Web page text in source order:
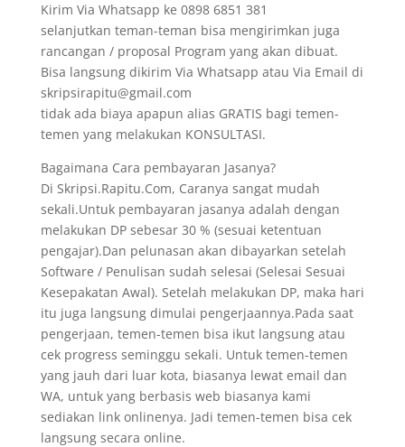
Kirim Via Whatsapp ke 0898 6851 381
selanjutkan teman-teman bisa mengirimkan juga
rancangan / proposal Program yang akan dibuat.
Bisa langsung dikirim Via Whatsapp atau Via Email di
skripsirapitu@gmail.com
tidak ada biaya apapun alias GRATIS bagi temen-
temen yang melakukan KONSULTASI.
Bagaimana Cara pembayaran Jasanya?
Di Skripsi.Rapitu.Com, Caranya sangat mudah
sekali.Untuk pembayaran jasanya adalah dengan
melakukan DP sebesar 30 % (sesuai ketentuan
pengajar).Dan pelunasan akan dibayarkan setelah
Software / Penulisan sudah selesai (Selesai Sesuai
Kesepakatan Awal). Setelah melakukan DP, maka hari
itu juga langsung dimulai pengerjaannya.Pada saat
pengerjaan, temen-temen bisa ikut langsung atau
cek progress seminggu sekali. Untuk temen-temen
yang jauh dari luar kota, biasanya lewat email dan
WA, untuk yang berbasis web biasanya kami
sediakan link onlinenya. Jadi temen-temen bisa cek
langsung secara online.